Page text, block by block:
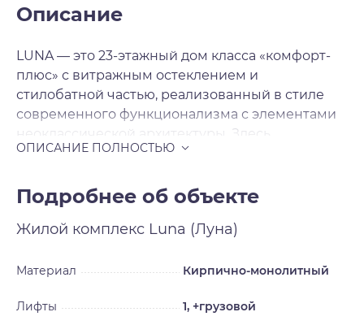
Описание
LUNA — это 23-этажный дом класса «комфорт-
плюс» с витражным остеклением и
стилобатной частью, реализованный в стиле
современного функционализма с элементами
неоклассической архитектуры. Здесь
гармонично расположены 233 квартиры
двухэтажный отапливаемый паркинг на 116
мест, включая места с зарядками для
электромобилей. LUNA возводится на ул.
буквально в километре от главной улицы
Сосновый бор от LUNA менее километра, а до
Подробнее об объекте
Жилой комплекс Luna (Луна)
Материал Кирпично-монолитный
Лифты 1, +грузовой